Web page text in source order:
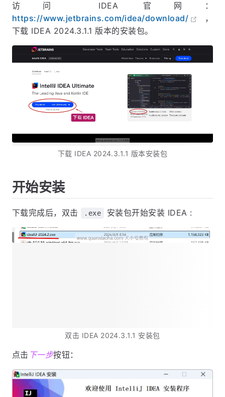
访问 IDEA 官网：
https://www.jetbrains.com/idea/download/
，
下载 IDEA 2024.3.1.1 版本的安装包。
下载 IDEA 2024.3.1.1 版本安装包
开始安装
下载完成后，双击 .exe 安装包开始安装 IDEA :
双击 IDEA 2024.3.1.1 安装包
点击 下一步按钮：